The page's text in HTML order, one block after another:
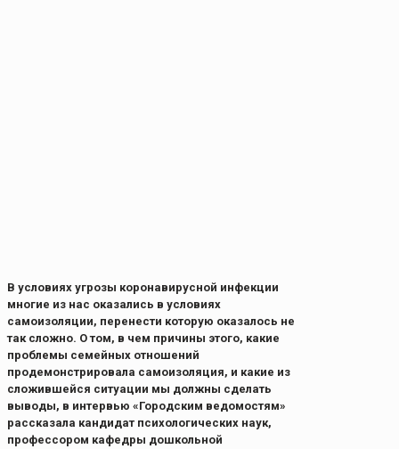
В условиях угрозы коронавирусной инфекции
многие из нас оказались в условиях
самоизоляции, перенести которую оказалось не
так сложно. О том, в чем причины этого, какие
проблемы семейных отношений
продемонстрировала самоизоляция, и какие из
сложившейся ситуации мы должны сделать
выводы, в интервью «Городским ведомостям»
рассказала кандидат психологических наук,
профессором кафедры дошкольной